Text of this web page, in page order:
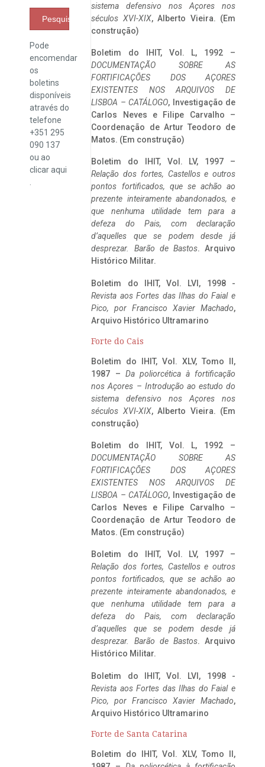
Pesquisar
Pode
encomendar
os
boletins
disponíveis
através do
telefone
+351 295
090 137
ou ao
clicaraqui
sistema defensivo nos Açores nos
séculos XVI-XIX, Alberto Vieira. (Em
construção)
Boletim do IHIT, Vol. L, 1992 –
DOCUMENTAÇÃO SOBRE AS
FORTIFICAÇÕES DOS AÇORES
EXISTENTES NOS ARQUIVOS DE
LISBOA – CATÁLOGO, Investigação de
Carlos Neves e Filipe Carvalho –
Coordenação de Artur Teodoro de
Matos. (Em construção)
Boletim do IHIT, Vol. LV, 1997 –
Relação dos fortes, Castellos e outros
pontos fortificados, que se achão ao
prezente inteiramente abandonados, e
que nenhuma utilidade tem para a
defeza do Pais, com declaração
d’aquelles que se podem desde já
desprezar. Barão de Bastos. Arquivo
Histórico Militar.
Boletim do IHIT, Vol. LVI, 1998 -
Revista aos Fortes das Ilhas do Faial e
Pico, por Francisco Xavier Machado,
Arquivo Histórico Ultramarino
Forte do Cais
Boletim do IHIT, Vol. XLV, Tomo II,
1987 – Da poliorcética à fortificação
nos Açores – Introdução ao estudo do
sistema defensivo nos Açores nos
séculos XVI-XIX, Alberto Vieira. (Em
construção)
Boletim do IHIT, Vol. L, 1992 –
DOCUMENTAÇÃO SOBRE AS
FORTIFICAÇÕES DOS AÇORES
EXISTENTES NOS ARQUIVOS DE
LISBOA – CATÁLOGO, Investigação de
Carlos Neves e Filipe Carvalho –
Coordenação de Artur Teodoro de
Matos. (Em construção)
Boletim do IHIT, Vol. LV, 1997 –
Relação dos fortes, Castellos e outros
pontos fortificados, que se achão ao
prezente inteiramente abandonados, e
que nenhuma utilidade tem para a
defeza do Pais, com declaração
d’aquelles que se podem desde já
desprezar. Barão de Bastos. Arquivo
Histórico Militar.
Boletim do IHIT, Vol. LVI, 1998 -
Revista aos Fortes das Ilhas do Faial e
Pico, por Francisco Xavier Machado,
Arquivo Histórico Ultramarino
Forte de Santa Catarina
Boletim do IHIT, Vol. XLV, Tomo II,